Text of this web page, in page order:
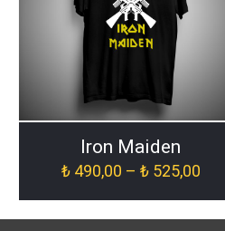
Iron Maiden
₺490,00 – ₺525,00Fiyat